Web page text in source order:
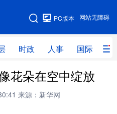
网站无障碍
PC版本
时政 人事 国际 财
地图
时政 人事
网评
花朵在空中绽放
来源：新华网